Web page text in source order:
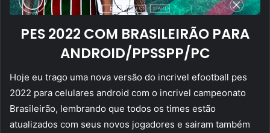
PES 2022 COM BRASILEIRÃO PARA
ANDROID/PPSSPP/PC
Hoje eu trago uma nova versão do incrivel efootball pes
2022 para celulares android com o incrivel campeonato
Brasileirão, lembrando que todos os times estão
atualizados com seus novos jogadores e sairam também